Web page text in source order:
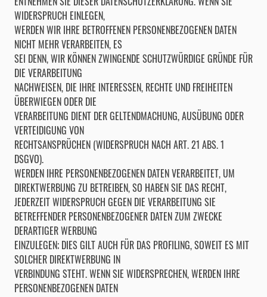
WIDERSPRUCH EINLEGEN,
WERDEN WIR IHRE BETROFFENEN PERSONENBEZOGENEN DATEN
NICHT MEHR VERARBEITEN, ES
SEI DENN, WIR KÖNNEN ZWINGENDE SCHUTZWÜRDIGE GRÜNDE FÜR
DIE VERARBEITUNG
NACHWEISEN, DIE IHRE INTERESSEN, RECHTE UND FREIHEITEN
ÜBERWIEGEN ODER DIE
VERARBEITUNG DIENT DER GELTENDMACHUNG, AUSÜBUNG ODER
VERTEIDIGUNG VON
RECHTSANSPRÜCHEN (WIDERSPRUCH NACH ART. 21 ABS. 1
DSGVO).
WERDEN IHRE PERSONENBEZOGENEN DATEN VERARBEITET, UM
DIREKTWERBUNG ZU BETREIBEN, SO HABEN SIE DAS RECHT,
JEDERZEIT WIDERSPRUCH GEGEN DIE VERARBEITUNG SIE
BETREFFENDER PERSONENBEZOGENER DATEN ZUM ZWECKE
DERARTIGER WERBUNG
EINZULEGEN; DIES GILT AUCH FÜR DAS PROFILING, SOWEIT ES MIT
SOLCHER DIREKTWERBUNG IN
VERBINDUNG STEHT. WENN SIE WIDERSPRECHEN, WERDEN IHRE
PERSONENBEZOGENEN DATEN